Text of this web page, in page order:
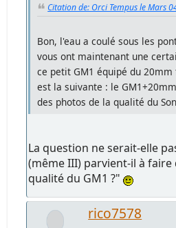
Citation de: Orci Tempus le Mars
Bon, l'eau a coulé sous les
vous ont maintenant une
ce petit GM1 équipé du
est la suivante : le
des photos de la qualité du
La question ne serait-elle
(même III) parvient-il à faire
qualité du GM1 ?"
rico7578